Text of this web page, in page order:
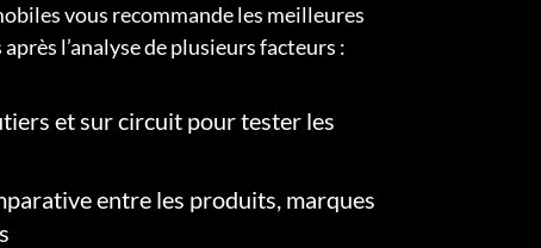
vous recommande les meilleures
l’analyse de plusieurs facteurs :
et sur circuit pour tester les
entre les produits, marques